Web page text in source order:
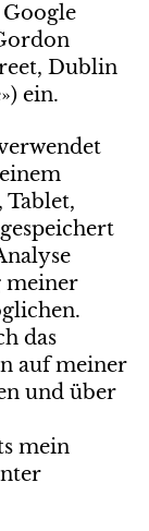
Google
Dublin
ein.
Tablet,
meiner
das
auf meiner
und über
mein